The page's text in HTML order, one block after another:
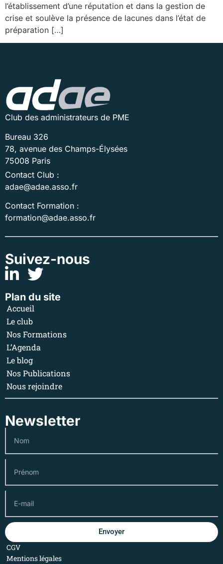
l’établissement d’une réputation et dans la gestion de
crise et soulève la présence de lacunes dans l’état de
préparation […]
Club des administrateurs de PME
Bureau 326
78, avenue des Champs-Élysées
75008 Paris
Contact Club :
adae@adae.asso.fr
Contact Formation :
formation@adae.asso.fr
Suivez-nous
Plan du site
Accueil
Le club
Nos Formations
L’Agenda
Le blog
Nos Publications
Nous rejoindre
Newsletter
Envoyer
CGV
Mentions légales